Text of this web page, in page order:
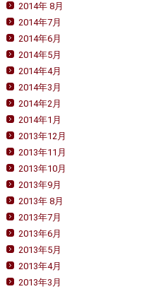
2014年 8月
2014年7月
2014年6月
2014年5月
2014年4月
2014年3月
2014年2月
2014年1月
2013年12月
2013年11月
2013年10月
2013年9月
2013年 8月
2013年7月
2013年6月
2013年5月
2013年4月
2013年3月